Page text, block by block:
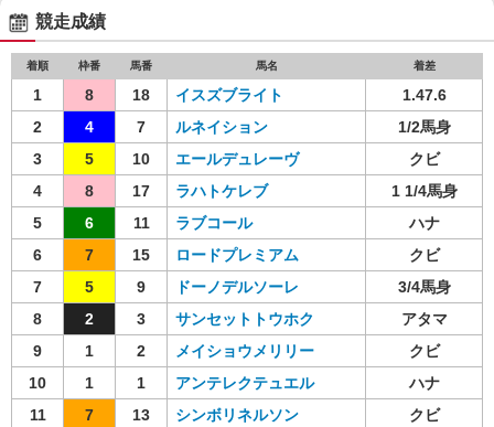
競走成績
着順 枠番 馬番 馬名 着差
1 8 18 イスズブライト
1.47.6
2
4 7 ルネイション
1/2馬身
3
5 10 エールデュレーヴ
クビ
4
8 17 ラハトケレブ
1 1/4馬身
5
6 11 ラブコール
ハナ
6
7 15 ロードプレミアム
クビ
7
5 9 ドーノデルソーレ
3/4馬身
8
2 3 サンセットトウホク
アタマ
9
1 2 メイショウメリリー
クビ
10
1 1 アンテレクテュエル
ハナ
11
7 13 シンボリネルソン
クビ